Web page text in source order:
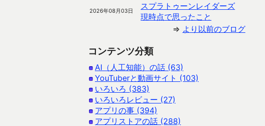
2026年08月03日
スプラトゥーンレイダーズ
現時点で思ったこと
⇒ より以前のブログ
コンテンツ分類
AI（人工知能）の話 (63)
YouTuberと動画サイト (103)
いろいろ (383)
いろいろレビュー (27)
アプリの事 (394)
アプリストアの話 (288)